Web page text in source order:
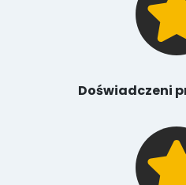
Doświadczeni